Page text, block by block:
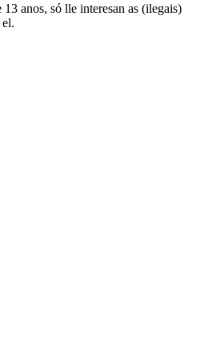
anos, só lle interesan as (ilegais)